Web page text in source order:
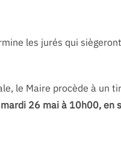
les jurés qui
le Maire procède à
mardi 26 mai à 10h00, en